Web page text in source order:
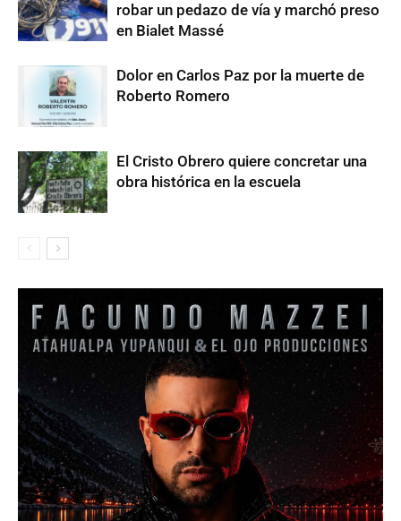
robar un pedazo de vía y marchó preso
en Bialet Massé
Dolor en Carlos Paz por la muerte de
Roberto Romero
El Cristo Obrero quiere concretar una
obra histórica en la escuela